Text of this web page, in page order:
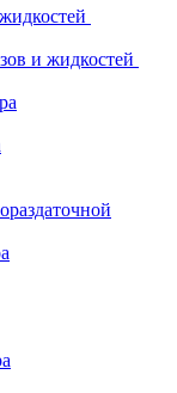
и жидкостей